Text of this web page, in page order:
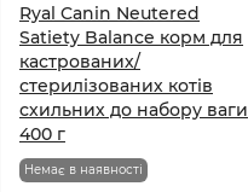
Ryal Canin Neutered
Satiety Balance корм для
кастрованих/
стерилізованих котів
схильних до набору ваги
400 г
Немає в наявності